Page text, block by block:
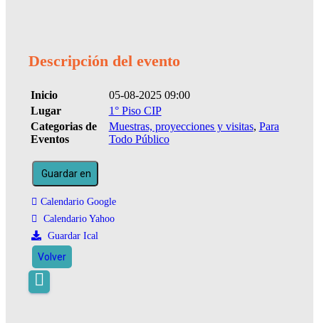
Descripción del evento
Inicio
05-08-2025 09:00
Lugar
1° Piso CIP
Categorias de
Eventos
Muestras, proyecciones y visitas, Para
Todo Público
Guardar en
Calendario Google
Calendario Yahoo
Guardar Ical
Volver